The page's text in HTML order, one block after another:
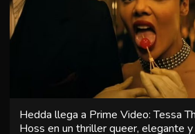
Hedda llega a Prime Video: Tessa
Hoss en un thriller queer, elegante